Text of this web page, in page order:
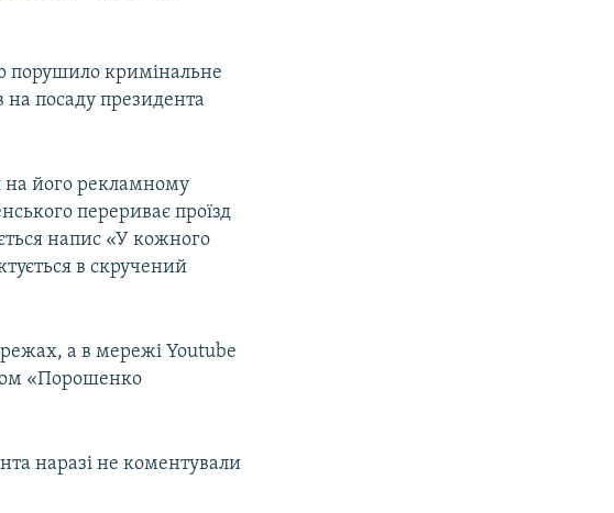
порушило кримінальне
на посаду президента
на його рекламному
перериває проїзд
напис «У кожного
в скручений
а в мережі Youtube
«Порошенко
наразі не коментували